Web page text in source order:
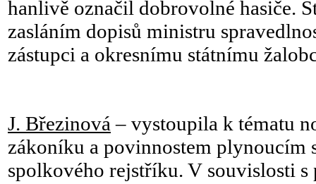
hanlivě označil dobrovolné hasiče.
zasláním dopisů ministru
zástupci a okresnímu státnímu
J. Březinová – vystoupila k tématu
zákoníku a povinnostem plynoucím
spolkového rejstříku. V souvislosti